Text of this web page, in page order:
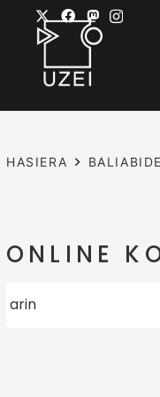
HASIERA
ONLINE